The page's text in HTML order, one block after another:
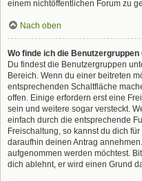
einem nichtöffentlichen Forum zu
Nach oben
Wo finde ich die
Du findest die Benutzergruppen
Bereich. Wenn du einer beitreten
entsprechenden Schaltfläche
offen. Einige erfordern erst eine
sein und weitere sogar versteckt.
einfach durch die entsprechende
Freischaltung, so kannst du dich
daraufhin deinen Antrag
aufgenommen werden möchtest.
dich ablehnt, er wird einen Grund